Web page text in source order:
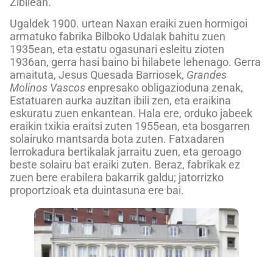
Ugaldek 1900. urtean Naxan eraiki zuen hormigoi
armatuko fabrika Bilboko Udalak bahitu zuen
1935ean, eta estatu ogasunari esleitu zioten
1936an, gerra hasi baino bi hilabete lehenago. Gerra
amaituta, Jesus Quesada Barriosek, Grandes
Molinos Vascos enpresako obligazioduna zenak,
Estatuaren aurka auzitan ibili zen, eta eraikina
eskuratu zuen enkantean. Hala ere, orduko jabeek
eraikin txikia eraitsi zuten 1955ean, eta bosgarren
solairuko mantsarda bota zuten. Fatxadaren
lerrokadura bertikalak jarraitu zuen, eta geroago
beste solairu bat eraiki zuten. Beraz, fabrikak ez
zuen bere erabilera bakarrik galdu; jatorrizko
proportzioak eta duintasuna ere bai.